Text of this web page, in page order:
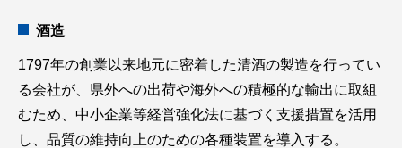
酒造
1797年の創業以来地元に密着した清酒の製造を行ってい
る会社が、県外への出荷や海外への積極的な輸出に取組
むため、中小企業等経営強化法に基づく支援措置を活用
し、品質の維持向上のための各種装置を導入する。